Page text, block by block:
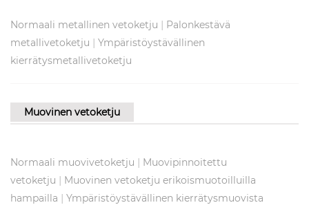
Normaali metallinen vetoketju | Palonkestävä
metallivetoketju | Ympäristöystävällinen
kierrätysmetallivetoketju
Muovinen vetoketju
Normaali muovivetoketju | Muovipinnoitettu
vetoketju | Muovinen vetoketju erikoismuotoilluilla
hampailla | Ympäristöystävällinen kierrätysmuovista